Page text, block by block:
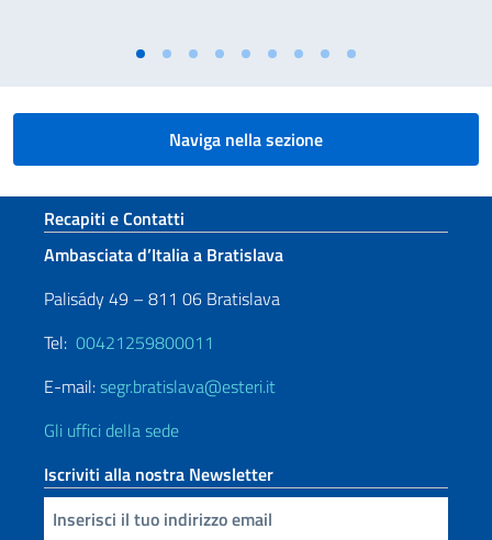
Naviga nella sezione
Sezione footer
Recapiti e Contatti
Ambasciata d’Italia a Bratislava
Palisády 49 – 811 06 Bratislava
Tel: 00421259800011
E-mail:segr.bratislava@esteri.it
Gli uffici della sede
Iscriviti alla nostra Newsletter
Inserisci la tua email